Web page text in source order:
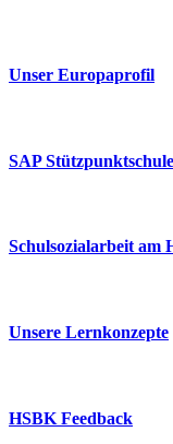
Unser Europaprofil
SAP Stützpunktschule
Schulsozialarbeit am
Unsere Lernkonzepte
HSBK Feedback